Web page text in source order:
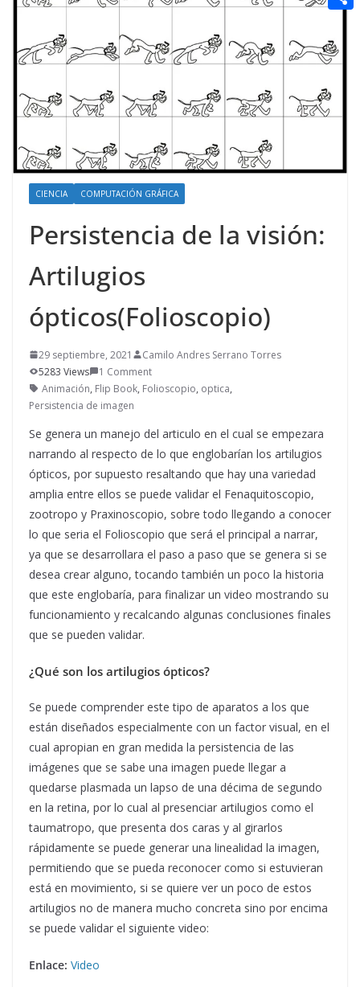
CIENCIA COMPUTACIÓN GRÁFICA
Persistencia de la visión:
Artilugios
ópticos(Folioscopio)
29 septiembre, 2021
Camilo Andres Serrano Torres
5283 Views
1 Comment
Animación, Flip Book, Folioscopio, optica,
Persistencia de imagen
Se genera un manejo del articulo en el cual se empezara
narrando al respecto de lo que englobarían los artilugios
ópticos, por supuesto resaltando que hay una variedad
amplia entre ellos se puede validar el Fenaquitoscopio,
zootropo y Praxinoscopio, sobre todo llegando a conocer
lo que seria el Folioscopio que será el principal a narrar,
ya que se desarrollara el paso a paso que se genera si se
desea crear alguno, tocando también un poco la historia
que este englobaría, para finalizar un video mostrando su
funcionamiento y recalcando algunas conclusiones finales
que se pueden validar.
¿Qué son los artilugios ópticos?
Se puede comprender este tipo de aparatos a los que
están diseñados especialmente con un factor visual, en el
cual apropian en gran medida la persistencia de las
imágenes que se sabe una imagen puede llegar a
quedarse plasmada un lapso de una décima de segundo
en la retina, por lo cual al presenciar artilugios como el
taumatropo, que presenta dos caras y al girarlos
rápidamente se puede generar una linealidad la imagen,
permitiendo que se pueda reconocer como si estuvieran
está en movimiento, si se quiere ver un poco de estos
artilugios no de manera mucho concreta sino por encima
se puede validar el siguiente video:
Enlace: Video
n
e
r
r
r
s
a
l
d
d
i
t
o
p
t